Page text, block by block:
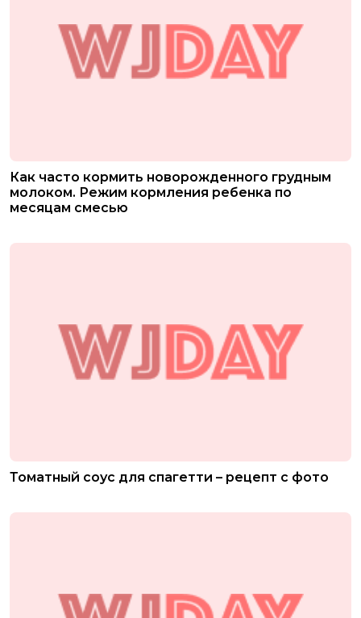
Как часто кормить новорожденного грудным
молоком. Режим кормления ребенка по
месяцам смесью
Томатный соус для спагетти – рецепт с фото